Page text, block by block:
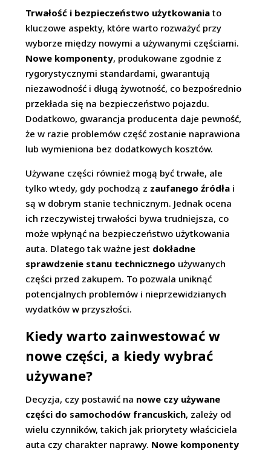
Trwałość i bezpieczeństwo użytkowania to
kluczowe aspekty, które warto rozważyć przy
wyborze między nowymi a używanymi częściami.
Nowe komponenty, produkowane zgodnie z
rygorystycznymi standardami, gwarantują
niezawodność i długą żywotność, co bezpośrednio
przekłada się na bezpieczeństwo pojazdu.
Dodatkowo, gwarancja producenta daje pewność,
że w razie problemów część zostanie naprawiona
lub wymieniona bez dodatkowych kosztów.
Używane części również mogą być trwałe, ale
tylko wtedy, gdy pochodzą z zaufanego źródła i
są w dobrym stanie technicznym. Jednak ocena
ich rzeczywistej trwałości bywa trudniejsza, co
może wpłynąć na bezpieczeństwo użytkowania
auta. Dlatego tak ważne jest dokładne
sprawdzenie stanu technicznego używanych
części przed zakupem. To pozwala uniknąć
potencjalnych problemów i nieprzewidzianych
wydatków w przyszłości.
Kiedy warto zainwestować w
nowe części, a kiedy wybrać
używane?
Decyzja, czy postawić na nowe czy używane
części do samochodów francuskich, zależy od
wielu czynników, takich jak priorytety właściciela
auta czy charakter naprawy. Nowe komponenty